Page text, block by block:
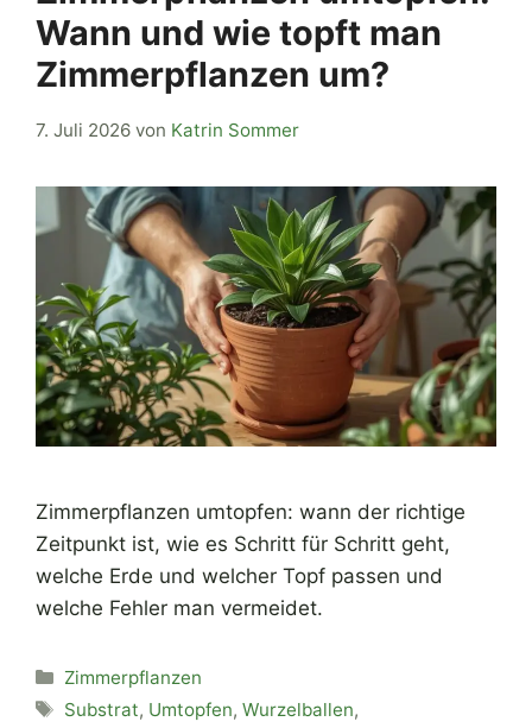
Wann und wie topft man
Zimmerpflanzen um?
7. Juli 2026 von Katrin Sommer
Zimmerpflanzen umtopfen: wann der richtige
Zeitpunkt ist, wie es Schritt für Schritt geht,
welche Erde und welcher Topf passen und
welche Fehler man vermeidet.
Kategorien
Zimmerpflanzen
Schlagwörter
Substrat, Umtopfen,Wurzelballen,